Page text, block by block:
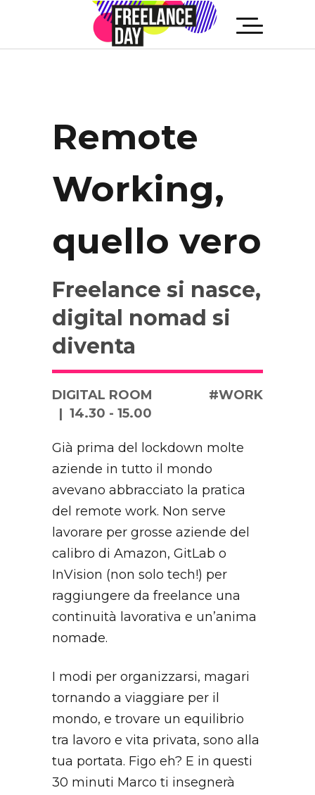
Remote
Working,
quello vero
Freelance si nasce,
digital nomad si
diventa
DIGITAL ROOM
14.30 - 15.00
#WORK
Già prima del lockdown molte
aziende in tutto il mondo
avevano abbracciato la pratica
del remote work. Non serve
lavorare per grosse aziende del
calibro di Amazon, GitLab o
InVision (non solo tech!) per
raggiungere da freelance una
continuità lavorativa e un’anima
nomade.
I modi per organizzarsi, magari
tornando a viaggiare per il
mondo, e trovare un equilibrio
tra lavoro e vita privata, sono alla
tua portata. Figo eh? E in questi
30 minuti Marco ti insegnerà